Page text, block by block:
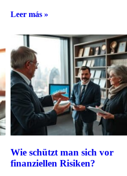
Leer más »
Wie schützt man sich vor
finanziellen Risiken?